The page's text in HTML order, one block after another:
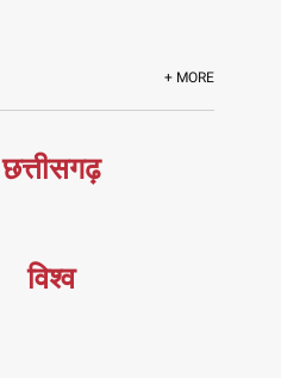
+ MORE
छत्तीसगढ़
विश्व